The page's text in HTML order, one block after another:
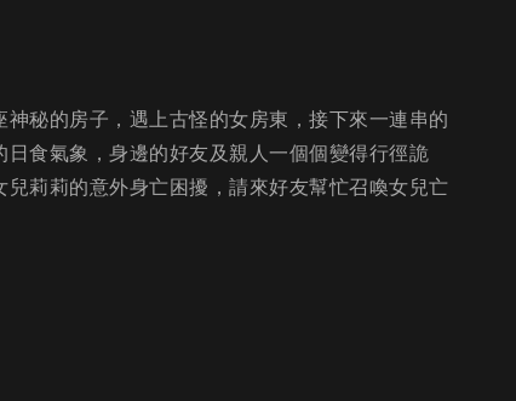
秘的房子，遇上古怪的女房東，接下來一連串的
食氣象，身邊的好友及親人一個個變得行徑詭
莉莉的意外身亡困擾，請來好友幫忙召喚女兒亡